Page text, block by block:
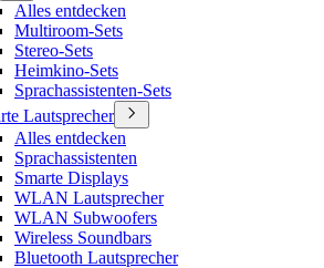
Alles entdecken
Multiroom-Sets
Stereo-Sets
Heimkino-Sets
Sprachassistenten-Sets
Lautsprecher
Alles entdecken
Sprachassistenten
Smarte Displays
WLAN Lautsprecher
WLAN Subwoofers
Wireless Soundbars
Bluetooth Lautsprecher